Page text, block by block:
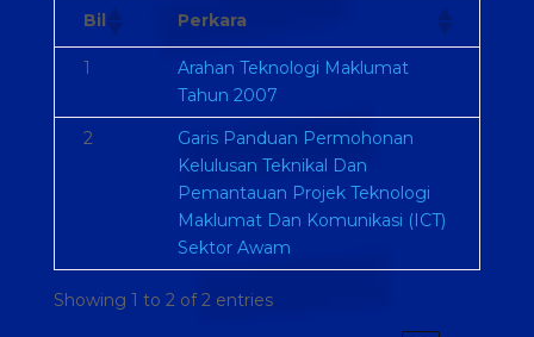
Bil Perkara
1
Arahan Teknologi Maklumat
Tahun 2007
2
Garis Panduan Permohonan
Kelulusan Teknikal Dan
Pemantauan Projek Teknologi
Maklumat Dan Komunikasi (ICT)
Sektor Awam
Showing 1 to 2 of 2 entries